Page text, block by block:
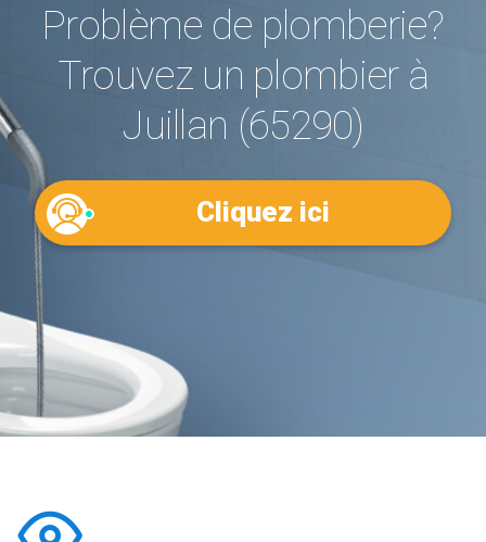
Problème de plomberie?
Trouvez un plombier à
Juillan (65290)
Cliquez ici